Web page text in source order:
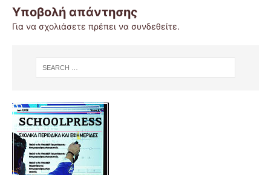
Υποβολή απάντησης
Για να σχολιάσετε πρέπει να συνδεθείτε.